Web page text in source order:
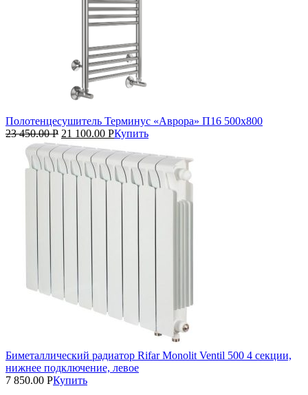
Полотенцесушитель Терминус «Аврора» П16 500х800
23 450.00Р 21 100.00 РКупить
Биметаллический радиатор Rifar Monolit Ventil 500 4 секции,
нижнее подключение, левое
7 850.00 РКупить